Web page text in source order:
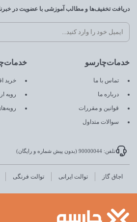
خدمات‌چارسو
تماس با ما
درباره ما
قوانین و مقررات
سوالات متداول
خرید
رویه
دریافت تخفیف‌ها و مطالب آموزشی با عضویت در
تلفن: 90000044 (بدون پیش شماره و رایگان)
اجاق گاز توالت ایرانی توالت فرنگی